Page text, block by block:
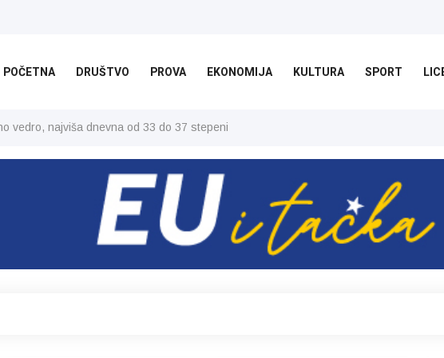
POČETNA DRUŠTVO PROVA EKONOMIJA KULTURA SPORT
vedro, najviša dnevna od 33 do 37 stepeni